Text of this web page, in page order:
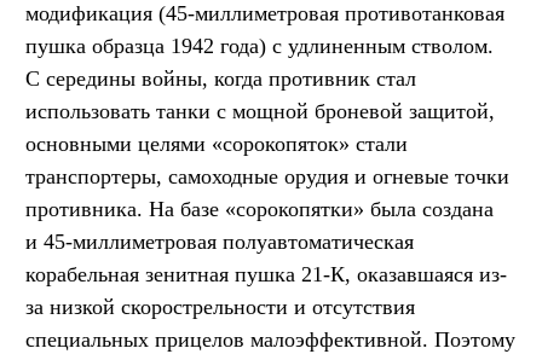
модификация (45-миллиметровая противотанковая
пушка образца 1942 года) с удлиненным стволом.
С середины войны, когда противник стал
использовать танки с мощной броневой защитой,
основными целями «сорокопяток» стали
транспортеры, самоходные орудия и огневые точки
противника. На базе «сорокопятки» была создана
и 45-миллиметровая полуавтоматическая
корабельная зенитная пушка 21-К, оказавшаяся из-
за низкой скорострельности и отсутствия
специальных прицелов малоэффективной. Поэтому